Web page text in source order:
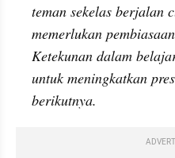
teman sekelas berjalan
memerlukan
Ketekunan dalam
untuk meningkatkan
berikutnya.